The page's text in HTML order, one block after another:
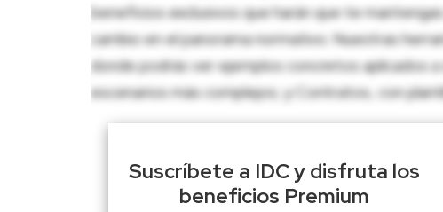
beneficios exclusivos que harán que te
cambio en el panorama normativo. Nuestras
donde podrás ver ejemplos concretos aplicados
escenarios más complejos; y Contratos, con
Suscríbete a IDC y disfruta los
beneficios Premium